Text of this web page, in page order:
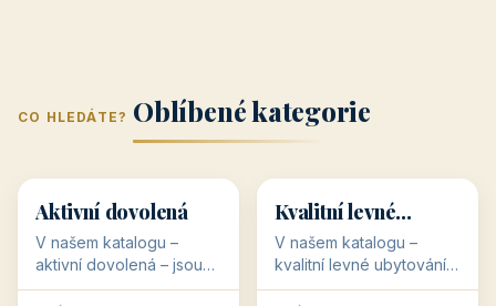
CO HLEDÁTE? Oblíbené kategorie
🥾 36 objektů
Aktivní dovolená
V našem katalogu –
aktivní dovolená – jsou
pro Vás připraveny
💰
💰
34 objektů
Kvalitní levné
ubytování
V našem katalogu –
kvalitní levné ubytování –
jsou pro Vás připraveny